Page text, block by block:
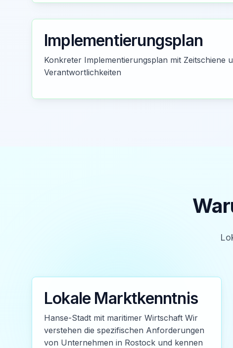
Implementierungsplan
Konkreter Implementierungsplan mit Zeitschiene
Verantwortlichkeiten
Lokale Marktkenntnis
Hanse-Stadt mit maritimer Wirtschaft Wir
verstehen die spezifischen Anforderungen
von Unternehmen in Rostock und kennen